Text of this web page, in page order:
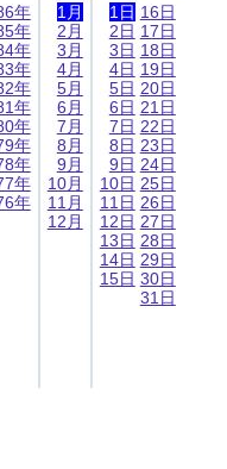
年
年
年
年
年
年
年
年
年
年
年
1月
2月
3月
4月
5月
6月
7月
8月
9月
10月
11月
12月
1日
2日
3日
4日
5日
6日
7日
8日
9日
10日
11日
12日
13日
14日
15日
16日
17日
18日
19日
20日
21日
22日
23日
24日
25日
26日
27日
28日
29日
30日
31日